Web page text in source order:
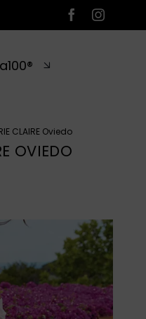
CLAIRE Oviedo
OVIEDO